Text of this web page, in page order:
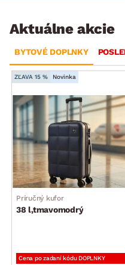
Aktuálne akcie
BYTOVÉ DOPLNKY
ZĽAVA 15 % Novinka
Príručný kufor
38 l,tmavomodrý
Cena po zadaní kódu DOPLNKY